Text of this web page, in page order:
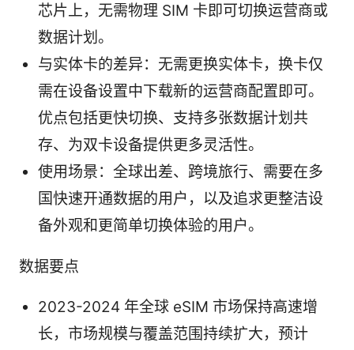
芯片上，无需物理 SIM 卡即可切换运营商或
数据计划。
与实体卡的差异：无需更换实体卡，换卡仅
需在设备设置中下载新的运营商配置即可。
优点包括更快切换、支持多张数据计划共
存、为双卡设备提供更多灵活性。
使用场景：全球出差、跨境旅行、需要在多
国快速开通数据的用户，以及追求更整洁设
备外观和更简单切换体验的用户。
数据要点
2023-2024 年全球 eSIM 市场保持高速增
长，市场规模与覆盖范围持续扩大，预计